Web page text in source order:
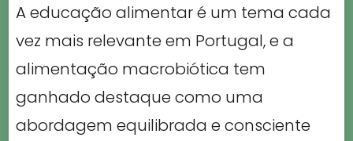
A educação alimentar é um tema cada
vez mais relevante em Portugal, e a
alimentação macrobiótica tem
ganhado destaque como uma
abordagem equilibrada e consciente